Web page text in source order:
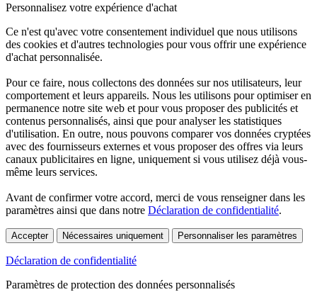
Personnalisez votre expérience d'achat
Ce n'est qu'avec votre consentement individuel que nous utilisons
des cookies et d'autres technologies pour vous offrir une expérience
d'achat personnalisée.
Pour ce faire, nous collectons des données sur nos utilisateurs, leur
comportement et leurs appareils. Nous les utilisons pour optimiser en
permanence notre site web et pour vous proposer des publicités et
contenus personnalisés, ainsi que pour analyser les statistiques
d'utilisation. En outre, nous pouvons comparer vos données cryptées
avec des fournisseurs externes et vous proposer des offres via leurs
canaux publicitaires en ligne, uniquement si vous utilisez déjà vous-
même leurs services.
Avant de confirmer votre accord, merci de vous renseigner dans les
paramètres ainsi que dans notre Déclaration de confidentialité.
Accepter Nécessaires uniquement Personnaliser les paramètres
Déclaration de confidentialité
Paramètres de protection des données personnalisés